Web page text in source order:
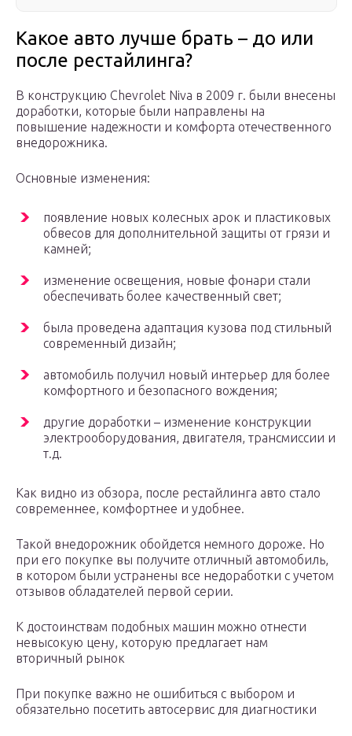
Какое авто лучше брать – до или
после рестайлинга?
В конструкцию Chevrolet Niva в 2009 г. были внесены
доработки, которые были направлены на
повышение надежности и комфорта отечественного
внедорожника.
Основные изменения:
появление новых колесных арок и пластиковых
обвесов для дополнительной защиты от грязи и
камней;
изменение освещения, новые фонари стали
обеспечивать более качественный свет;
была проведена адаптация кузова под стильный
современный дизайн;
автомобиль получил новый интерьер для более
комфортного и безопасного вождения;
другие доработки – изменение конструкции
электрооборудования, двигателя, трансмиссии и
т.д.
Как видно из обзора, после рестайлинга авто стало
современнее, комфортнее и удобнее.
Такой внедорожник обойдется немного дороже. Но
при его покупке вы получите отличный автомобиль,
в котором были устранены все недоработки с учетом
отзывов обладателей первой серии.
К достоинствам подобных машин можно отнести
невысокую цену, которую предлагает нам
вторичный рынок
При покупке важно не ошибиться с выбором и
обязательно посетить автосервис для диагностики